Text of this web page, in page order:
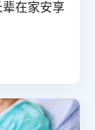
在家安享